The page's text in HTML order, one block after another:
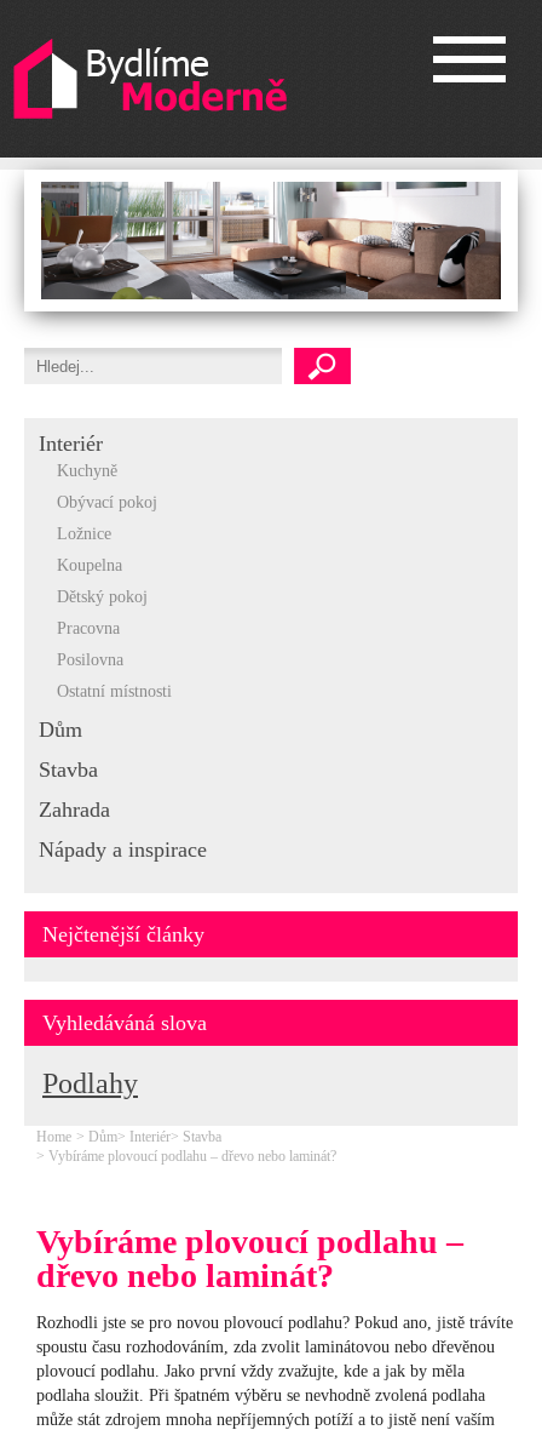
Interiér
Kuchyně
Obývací pokoj
Ložnice
Koupelna
Dětský pokoj
Pracovna
Posilovna
Ostatní místnosti
Dům
Stavba
Zahrada
Nápady a inspirace
Nejčtenější články
Vyhledáváná slova
Podlahy
Home Dům Interiér
Stavba
Vybíráme plovoucí podlahu – dřevo nebo laminát?
Vybíráme plovoucí podlahu –
dřevo nebo laminát?
Rozhodli jste se pro novou plovoucí podlahu? Pokud ano, jistě trávíte
spoustu času rozhodováním, zda zvolit laminátovou nebo dřevěnou
plovoucí podlahu. Jako první vždy zvažujte, kde a jak by měla
podlaha sloužit. Při špatném výběru se nevhodně zvolená podlaha
může stát zdrojem mnoha nepříjemných potíží a to jistě není vaším